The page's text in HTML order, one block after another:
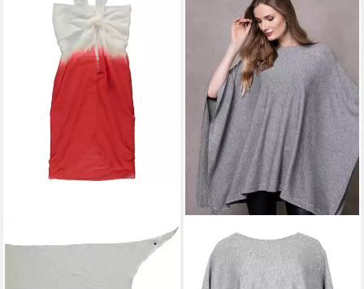
PASSIONIStrickponcho in
hellgrauer Melange Optik
59,99 €
109,00 €